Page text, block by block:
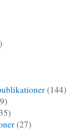
(144)
(27)